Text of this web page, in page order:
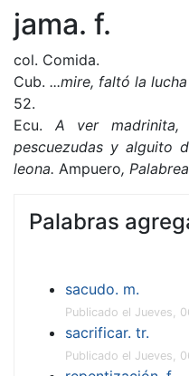
jama. f.
col. Comida.
Cub. ...mire, faltó la
52.
Ecu. A ver madrinita,
pescuezudas y alguito
leona. Ampuero,
Palabras
sacudo. m.
Publicado el Jueves,
sacrificar. tr.
Publicado el Jueves,